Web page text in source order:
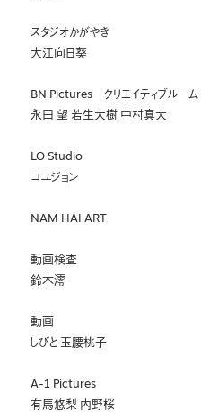
スタジオかがやき
大江向日葵
BN Pictures クリエイティブルーム
永田 望 若生大樹 中村真大
LO Studio
コユジョン
NAM HAI ART
動画検査
鈴木澪
動画
しびと 玉腰桃子
A-1 Pictures
有馬悠梨 内野桜